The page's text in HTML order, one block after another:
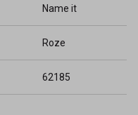
Name it
Roze
62185